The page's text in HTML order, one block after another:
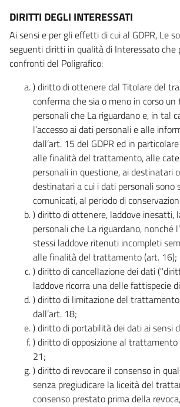
DIRITTI DEGLI INTERESSATI
Ai sensi e per gli effetti di cui al GDPR, Le
seguenti diritti in qualità di Interessato che
confronti del Poligrafico:
) diritto di ottenere dal Titolare del
conferma che sia o meno in corso
personali che La riguardano e, in tal
l’accesso ai dati personali e alle
dall’art. 15 del GDPR ed in
alle finalità del trattamento, alle
personali in questione, ai destinatari
destinatari a cui i dati personali sono
comunicati, al periodo di
) diritto di ottenere, laddove inesatti,
personali che La riguardano, nonché
stessi laddove ritenuti incompleti
alle finalità del trattamento (art. 16);
) diritto di cancellazione dei dati
laddove ricorra una delle fattispecie
) diritto di limitazione del
dall’art. 18;
) diritto di portabilità dei dati ai sensi
) diritto di opposizione al trattamento
21;
) diritto di revocare il consenso in
senza pregiudicare la liceità del
consenso prestato prima della